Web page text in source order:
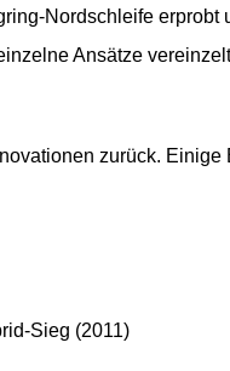
Nordschleife
Ansätze
zurück.
Sieg (2011)